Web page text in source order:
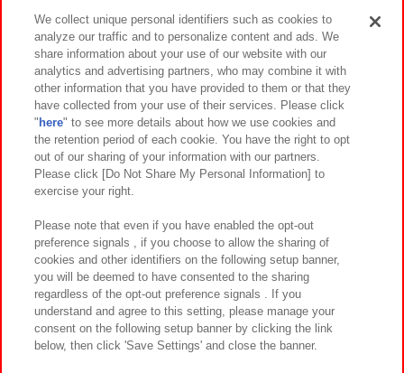
イベント・キャンペーン
関連会社 サステナビリティ サイトポリシー
プライバシーポリシー ウェブアクセシビリティ方針と検証結果
お取引先さまとともに
カスタマーハラスメント対応方針 よくあるご質問・お問い合わせ
©Bandai Namco Amusement Inc.
We collect unique personal identifiers such as cookies to
analyze our traffic and to personalize content and ads. We
share information about your use of our website with our
analytics and advertising partners, who may combine it with
other information that you have provided to them or that they
have collected from your use of their services. Please click
" here" to see more details about how we use cookies and
the retention period of each cookie. You have the right to opt
out of our sharing of your information with our partners.
Please click [Do Not Share My Personal Information] to
exercise your right.
Please note that even if you have enabled the opt-out
preference signals , if you choose to allow the sharing of
cookies and other identifiers on the following setup banner,
you will be deemed to have consented to the sharing
regardless of the opt-out preference signals . If you
understand and agree to this setting, please manage your
consent on the following setup banner by clicking the link
below, then click 'Save Settings' and close the banner.